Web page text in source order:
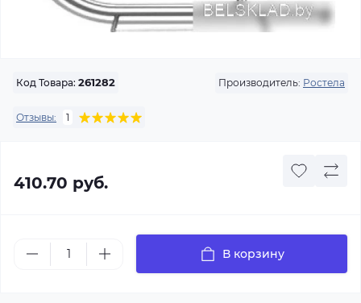
Код Товара: 261282 Производитель: Ростела
Отзывы: 1
410.70 руб.
В корзину